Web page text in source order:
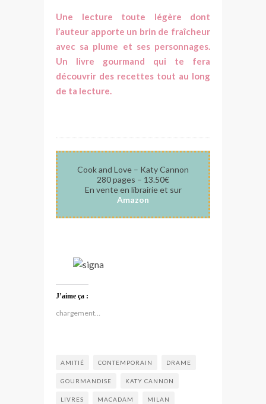
Une lecture toute légère dont
l’auteur apporte un brin de fraîcheur
avec sa plume et ses personnages.
Un livre gourmand qui te fera
découvrir des recettes tout au long
de ta lecture.
Cook and Love – Katy Cannon
280 pages – 13.50€
En vente en librairie et sur
Amazon
J’aime ça :
chargement…
AMITIÉ CONTEMPORAIN DRAME
GOURMANDISE KATY CANNON
LIVRES MACADAM MILAN